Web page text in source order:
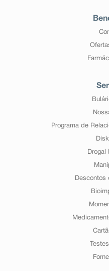
Programa de
Drogal
Descontos